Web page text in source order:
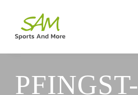
PFINGST-